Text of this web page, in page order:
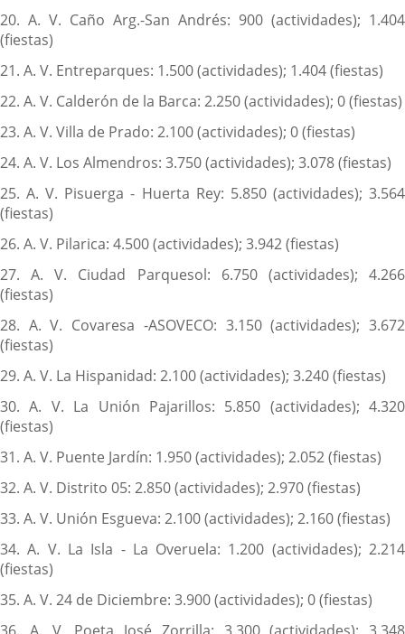
20. A. V. Caño Arg.-San Andrés: 900 (actividades); 1.404
(fiestas)
21. A. V. Entreparques: 1.500 (actividades); 1.404 (fiestas)
22. A. V. Calderón de la Barca: 2.250 (actividades); 0 (fiestas)
23. A. V. Villa de Prado: 2.100 (actividades); 0 (fiestas)
24. A. V. Los Almendros: 3.750 (actividades); 3.078 (fiestas)
25. A. V. Pisuerga - Huerta Rey: 5.850 (actividades); 3.564
(fiestas)
26. A. V. Pilarica: 4.500 (actividades); 3.942 (fiestas)
27. A. V. Ciudad Parquesol: 6.750 (actividades); 4.266
(fiestas)
28. A. V. Covaresa -ASOVECO: 3.150 (actividades); 3.672
(fiestas)
29. A. V. La Hispanidad: 2.100 (actividades); 3.240 (fiestas)
30. A. V. La Unión Pajarillos: 5.850 (actividades); 4.320
(fiestas)
31. A. V. Puente Jardín: 1.950 (actividades); 2.052 (fiestas)
32. A. V. Distrito 05: 2.850 (actividades); 2.970 (fiestas)
33. A. V. Unión Esgueva: 2.100 (actividades); 2.160 (fiestas)
34. A. V. La Isla - La Overuela: 1.200 (actividades); 2.214
(fiestas)
35. A. V. 24 de Diciembre: 3.900 (actividades); 0 (fiestas)